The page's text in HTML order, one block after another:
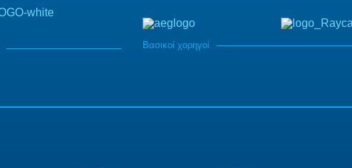
Βασικοί χορηγοί